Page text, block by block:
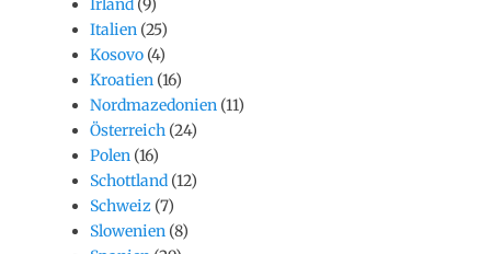
Irland (9)
Italien (25)
Kosovo (4)
Kroatien (16)
Nordmazedonien (11)
Österreich (24)
Polen (16)
Schottland (12)
Schweiz (7)
Slowenien (8)